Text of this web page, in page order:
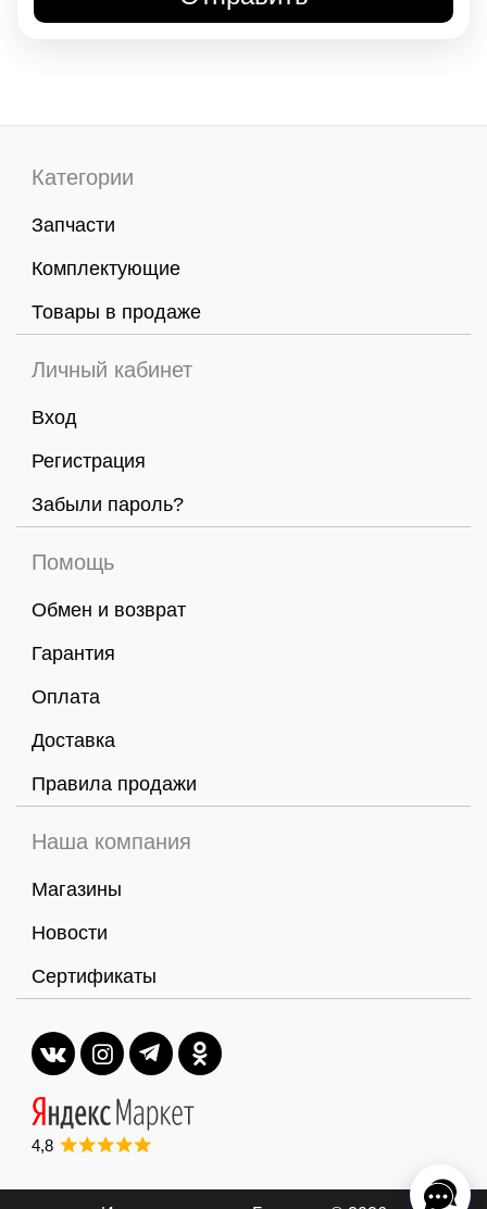
Категории
Запчасти
Комплектующие
Товары в продаже
Личный кабинет
Вход
Регистрация
Забыли пароль?
Помощь
Обмен и возврат
Гарантия
Оплата
Доставка
Правила продажи
Наша компания
Магазины
Новости
Сертификаты
4,8